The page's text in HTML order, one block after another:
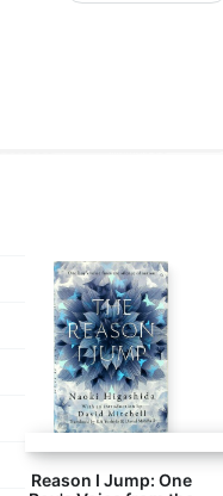
Reason I Jump: One